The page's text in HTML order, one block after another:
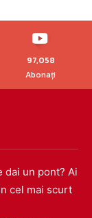
97,058
Abonați
dai un pont? Ai
cel mai scurt